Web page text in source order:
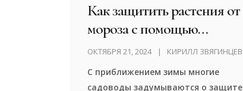
Как защитить растения от
мороза с помощью
пластиковых ведер
ОКТЯБРЯ 21, 2024 КИРИЛЛ ЗВЯГИНЦЕВ
С приближением зимы многие
садоводы задумываются о защите